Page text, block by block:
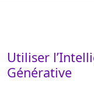
Utiliser
Générative